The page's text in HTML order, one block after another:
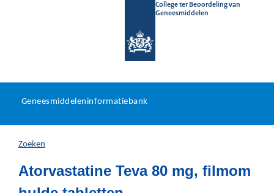
College ter Beoordeling van
Geneesmiddelen
U
hier:
Geneesmiddeleninformatiebank
Zoeken
Atorvastatine Teva 80 mg, filmom